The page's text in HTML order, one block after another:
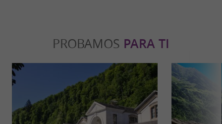
PROBAMOS PARA TI